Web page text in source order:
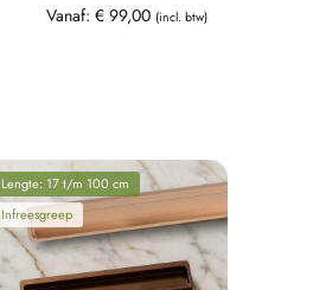
Vanaf: €99,00 (incl. btw)
Lengte: 17 t/m 100 cm
Infreesgreep